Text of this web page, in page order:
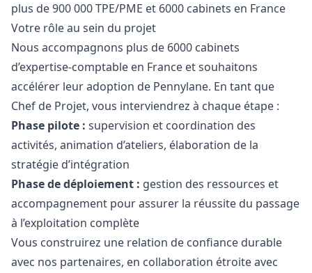
plus de 900 000 TPE/PME et 6000 cabinets en France
Votre rôle au sein du projet
Nous accompagnons plus de 6000 cabinets
d’expertise-comptable en France et souhaitons
accélérer leur adoption de Pennylane. En tant que
Chef de Projet, vous interviendrez à chaque étape :
Phase pilote : supervision et coordination des
activités, animation d’ateliers, élaboration de la
stratégie d’intégration
Phase de déploiement : gestion des ressources et
accompagnement pour assurer la réussite du passage
à l’exploitation complète
Vous construirez une relation de confiance durable
avec nos partenaires, en collaboration étroite avec